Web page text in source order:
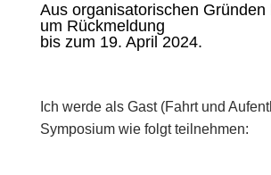
Aus organisatorischen Gründen
um Rückmeldung
bis zum 19. April 2024.
Ich werde als Gast (Fahrt und
Symposium wie folgt teilnehmen: